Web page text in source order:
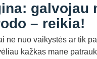
– reikia!
ne nuo vaikystės ar tik
kažkas mane